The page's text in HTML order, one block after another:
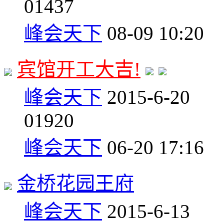
01437
峰会天下 08-09 10:20
宾馆开工大吉!
峰会天下 2015-6-20
01920
峰会天下 06-20 17:16
金桥花园王府
峰会天下 2015-6-13